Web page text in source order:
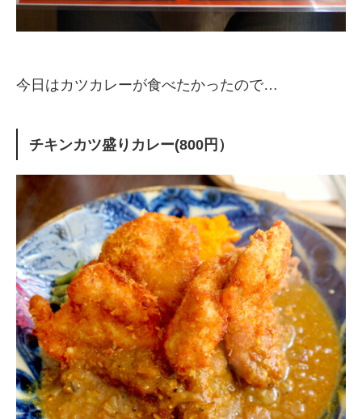
今日はカツカレーが食べたかったので…
チキンカツ盛りカレー(800円）